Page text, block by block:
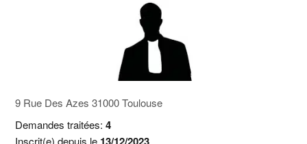
9 Rue Des Azes 31000 Toulouse
Demandes traitées:4
Inscrit(e) depuis le